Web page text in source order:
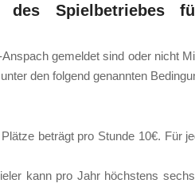
des Spielbetriebes
gemel­det sind oder nicht
den fol­gend genann­ten
beträgt pro Stun­de 10€. Für
kann pro Jahr höchs­tens